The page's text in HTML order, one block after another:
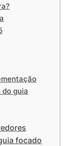
guia
focado